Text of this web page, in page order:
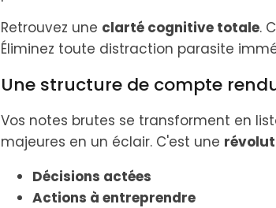
Retrouvez une clarté cognitive totale.
Éliminez toute distraction parasite
Une structure de compte
Vos notes brutes se transforment en
majeures en un éclair. C'est une
Décisions actées
Actions à entreprendre